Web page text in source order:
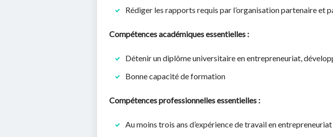
Rédiger les rapports requis par l’organisation partenaire et
Compétences académiques essentielles :
Détenir un diplôme universitaire en entrepreneuriat,
Bonne capacité de formation
Compétences professionnelles essentielles :
Au moins trois ans d’expérience de travail en entrepreneuriat